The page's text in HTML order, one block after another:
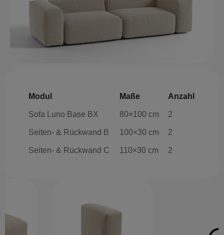
Modul Maße Anzahl
Sofa Luno Base BX 80×100 cm 2
Seiten- & Rückwand B 100×30 cm 2
Seiten- & Rückwand C 110×30 cm 2